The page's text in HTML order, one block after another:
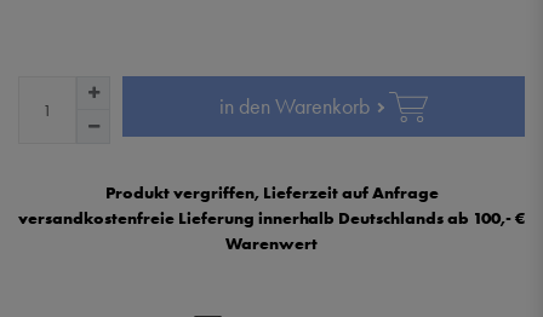
in den Warenkorb
Produkt vergriffen, Lieferzeit auf Anfrage
versandkostenfreie Lieferung innerhalb Deutschlands ab 100,- €
Warenwert